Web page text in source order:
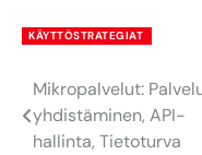
KÄYTTÖSTRATEGIAT
Post
navigation
Mikropalvelut:
yhdistäminen, API-
hallinta, Tietoturva